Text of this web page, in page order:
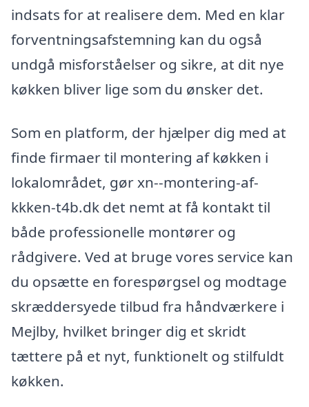
indsats for at realisere dem. Med en klar
forventningsafstemning kan du også
undgå misforståelser og sikre, at dit nye
køkken bliver lige som du ønsker det.
Som en platform, der hjælper dig med at
finde firmaer til montering af køkken i
lokalområdet, gør xn--montering-af-
kkken-t4b.dk det nemt at få kontakt til
både professionelle montører og
rådgivere. Ved at bruge vores service kan
du opsætte en forespørgsel og modtage
skræddersyede tilbud fra håndværkere i
Mejlby, hvilket bringer dig et skridt
tættere på et nyt, funktionelt og stilfuldt
køkken.